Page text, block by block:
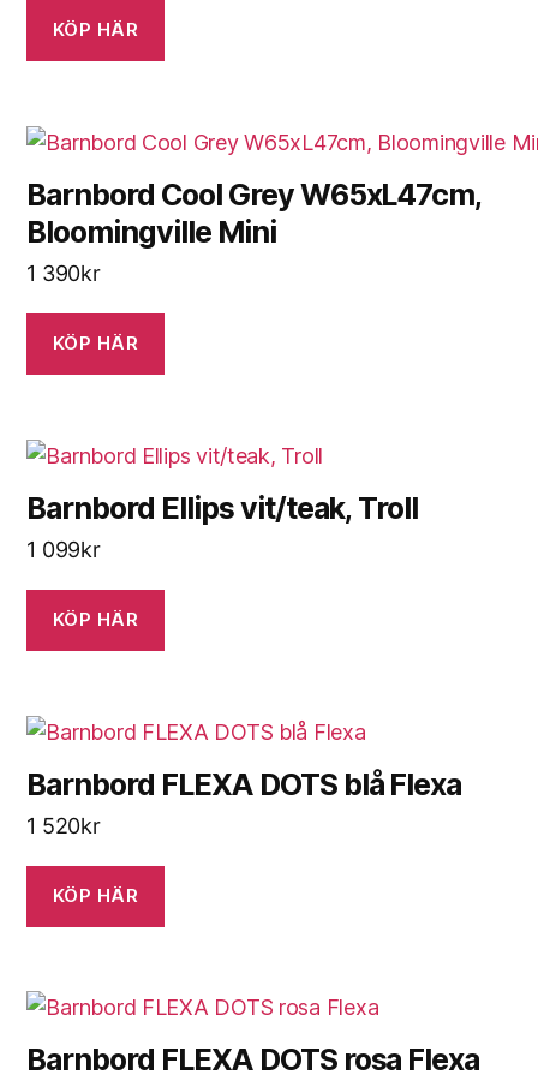
KÖP HÄR
Barnbord Cool Grey W65xL47cm,
Bloomingville Mini
1 390kr
KÖP HÄR
Barnbord Ellips vit/teak, Troll
1 099kr
KÖP HÄR
Barnbord FLEXA DOTS blå Flexa
1 520kr
KÖP HÄR
Barnbord FLEXA DOTS rosa Flexa